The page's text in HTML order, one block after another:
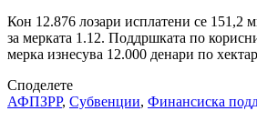
Кон 12.876 лозари исплатени се 151,2
за мерката 1.12. Поддршката по
мерка изнесува 12.000 денари по
Споделете
АФПЗРР, Субвенции, Финансиска